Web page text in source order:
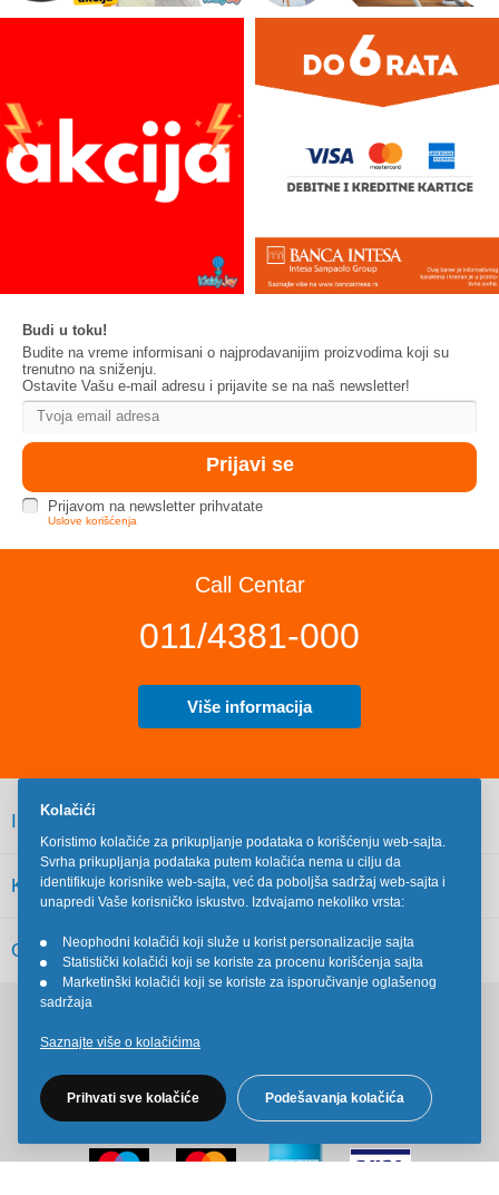
Budi u toku!
Budite na vreme informisani o najprodavanijim proizvodima koji su
trenutno na sniženju.
Ostavite Vašu e-mail adresu i prijavite se na naš newsletter!
Prijavom na newsletter prihvatate
Uslove korišćenja
Call Centar
011/4381-000
Više informacija
INFORMACIJE
KORISNIČKI SERVIS
OSTALO
Kolačići
Koristimo kolačiće za prikupljanje podataka o korišćenju web-sajta.
Svrha prikupljanja podataka putem kolačića nema u cilju da
identifikuje korisnike web-sajta, već da poboljša sadržaj web-sajta i
unapredi Vaše korisničko iskustvo. Izdvajamo nekoliko vrsta:
•
Neophodni kolačići koji služe u korist personalizacije sajta
•
Statistički kolačići koji se koriste za procenu korišćenja sajta
•
Marketinški kolačići koji se koriste za isporučivanje oglašenog
sadržaja
Saznajte više o kolačićima
Prihvati sve kolačiće Podešavanja kolačića
Pratite nas na društvenim mrežama